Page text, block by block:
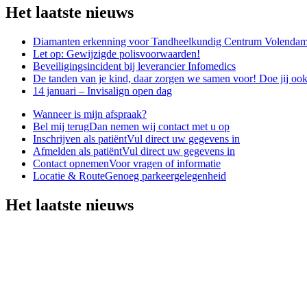
Het laatste nieuws
Diamanten erkenning voor Tandheelkundig Centrum
Let op: Gewijzigde polisvoorwaarden!
Beveiligingsincident bij leverancier Infomedics
De tanden van je kind, daar zorgen we samen voor! Doe jij
14 januari – Invisalign open dag
Wanneer is mijn afspraak?
Bel mij terugDan nemen wij contact met u op
Inschrijven als patiëntVul direct uw gegevens in
Afmelden als patiëntVul direct uw gegevens in
Contact opnemenVoor vragen of informatie
Locatie & RouteGenoeg parkeergelegenheid
Het laatste nieuws